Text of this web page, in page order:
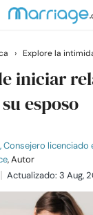
› Explore la
iniciar
esposo
Consejero licenciado
, Autor
Actualizado: 3 Aug,